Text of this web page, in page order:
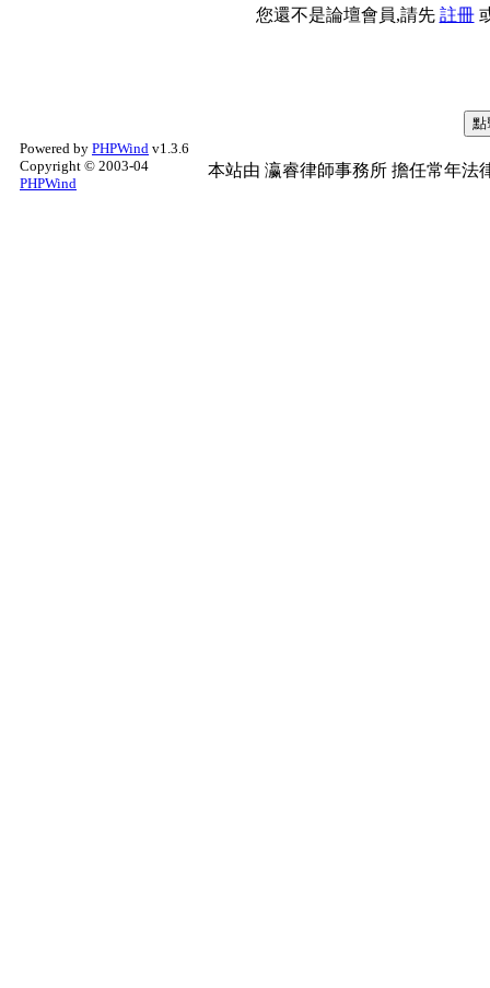
您還不是論壇會員,請先 註冊
Powered by PHPWind v1.3.6
Copyright © 2003-04
PHPWind
本站由 瀛睿律師事務所 擔任常年法